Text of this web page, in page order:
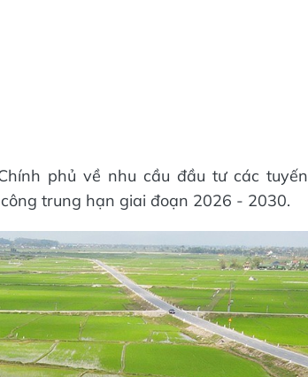
phủ về nhu cầu đầu tư các tuyến
trung hạn giai đoạn 2026 - 2030.